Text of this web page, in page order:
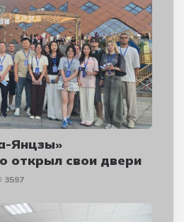
Янцзы»
открыл свои двери
3597